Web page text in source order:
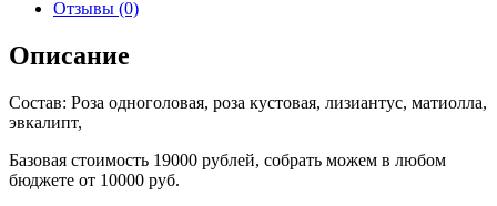
Отзывы (0)
Описание
Состав: Роза одноголовая, роза кустовая, лизиантус, матиолла,
эвкалипт,
Базовая стоимость 19000 рублей, собрать можем в любом
бюджете от 10000 руб.